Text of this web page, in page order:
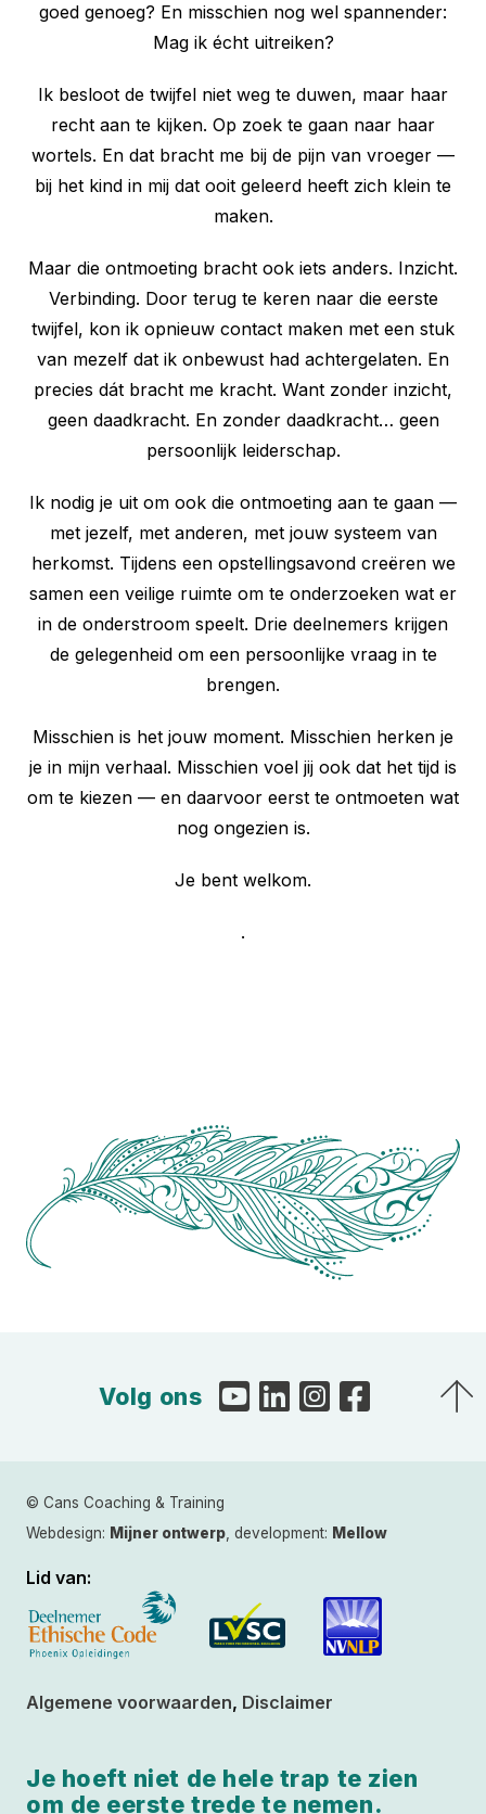
goed genoeg? En misschien nog wel spannender:
Mag ik écht uitreiken?
Ik besloot de twijfel niet weg te duwen, maar haar
recht aan te kijken. Op zoek te gaan naar haar
wortels. En dat bracht me bij de pijn van vroeger —
bij het kind in mij dat ooit geleerd heeft zich klein te
maken.
Maar die ontmoeting bracht ook iets anders. Inzicht.
Verbinding. Door terug te keren naar die eerste
twijfel, kon ik opnieuw contact maken met een stuk
van mezelf dat ik onbewust had achtergelaten. En
precies dát bracht me kracht. Want zonder inzicht,
geen daadkracht. En zonder daadkracht… geen
persoonlijk leiderschap.
Ik nodig je uit om ook die ontmoeting aan te gaan —
met jezelf, met anderen, met jouw systeem van
herkomst. Tijdens een opstellingsavond creëren we
samen een veilige ruimte om te onderzoeken wat er
in de onderstroom speelt. Drie deelnemers krijgen
de gelegenheid om een persoonlijke vraag in te
brengen.
Misschien is het jouw moment. Misschien herken je
je in mijn verhaal. Misschien voel jij ook dat het tijd is
om te kiezen — en daarvoor eerst te ontmoeten wat
nog ongezien is.
Je bent welkom.
.
Volg ons
© Cans Coaching & Training
Webdesign: Mijner ontwerp , development: Mellow
Lid van:
Algemene voorwaarden, Disclaimer
Je hoeft niet de hele trap te zien
om de eerste trede te nemen.